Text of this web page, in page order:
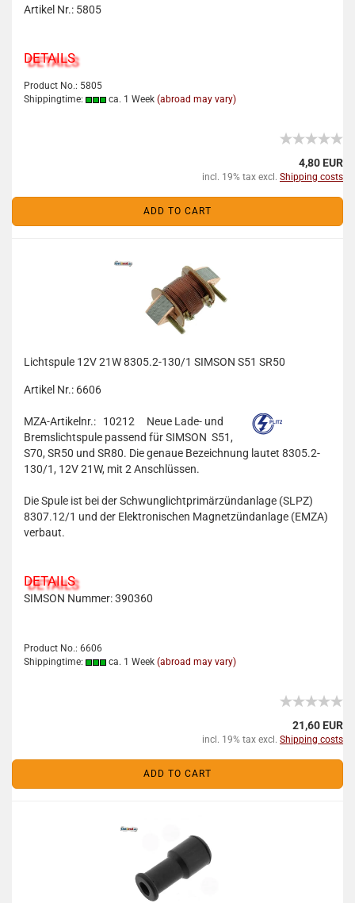
Artikel Nr.: 5805
DETAILS
Product No.: 5805
Shippingtime:
ca. 1 Week (abroad may vary)
4,80 EUR
incl. 19% tax excl. Shipping costs
ADD TO CART
Lichtspule 12V 21W 8305.2-130/1 SIMSON S51 SR50
Artikel Nr.: 6606
MZA-Artikelnr.: 10212
Neue Lade- und
Bremslichtspule passend für SIMSON S51,
S70, SR50 und SR80. Die genaue Bezeichnung lautet 8305.2-
130/1, 12V 21W, mit 2 Anschlüssen.
Die Spule ist bei der Schwunglichtprimärzündanlage (SLPZ)
8307.12/1 und der Elektronischen Magnetzündanlage (EMZA)
verbaut.
DETAILS
SIMSON Nummer: 390360
Product No.: 6606
Shippingtime:
ca. 1 Week (abroad may vary)
21,60 EUR
incl. 19% tax excl. Shipping costs
ADD TO CART